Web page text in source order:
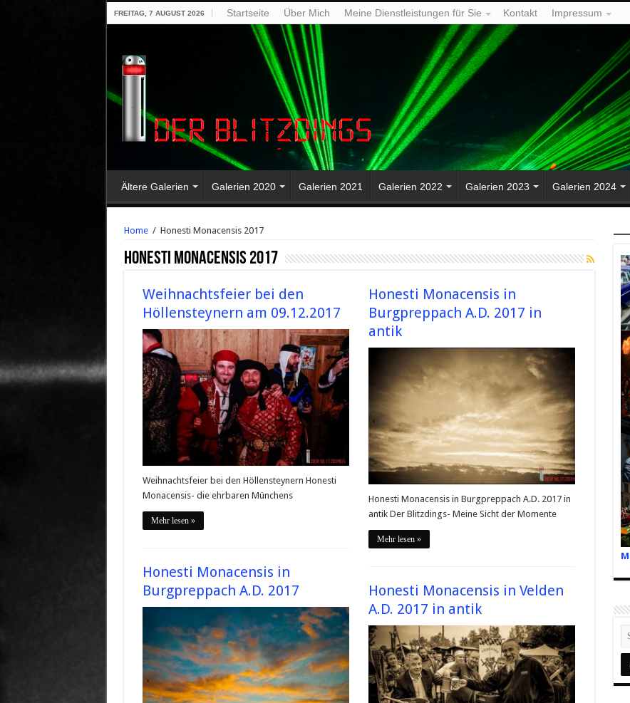
FREITAG, 7 AUGUST 2026 Startseite Über Mich Meine Dienstleistungen für Sie Kontakt Impressum
Ältere Galerien Galerien 2020 Galerien 2021 Galerien 2022 Galerien 2023 Galerien 2024
Home / Honesti Monacensis 2017
Honesti Monacensis 2017
Weihnachtsfeier bei den
Höllensteynern am 09.12.2017
Weihnachtsfeier bei den Höllensteynern Honesti
Monacensis- die ehrbaren Münchens
Mehr lesen »
Honesti Monacensis in
Burgpreppach A.D. 2017 in
antik
Honesti Monacensis in Burgpreppach A.D. 2017 in
antik Der Blitzdings- Meine Sicht der Momente
Mehr lesen »
Honesti Monacensis in
Burgpreppach A.D. 2017
Honesti Monacensis in Velden
A.D. 2017 in antik